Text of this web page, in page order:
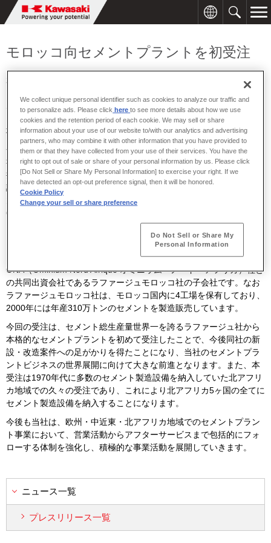
モロッコ向セメントプラントを初受注
川崎重工は、丸紅と共同で、モロッコ王国ラファージュセメント社
より新設テトアン工場向けセメントプラントを受注しました。設置
場所はモロッコ北部テトアン市で、完成は2003年6月の予定です。
今回受注したプラントは、日産2,300トンのセメント製造設備で、当
社は原料粉砕・焼成およびセメント粉砕を行う主要設備機器とその
据付工事を行います。このプラントは、環境問題を起こしている既
設テトアンセメント工場を廃棄し、その跡地に新設するもので、増
大している同国のセメント需要に応えるとともに、同地域の環境改
善に大きく寄与することが期待されています。
ラファージュセメント社は、世界的にセメントビジネスを広く展開
しており、セメント総生産量世界一を誇るラファージュ社（本拠地
フランス パリ市）とモロッコ最大の王族系企業である
ONA（Ominium Nord Afrique オミニウム・ノード・アフリカ）社と
の共同出資会社であるラファージュモロッコ社の子会社です。なお
ラファージュモロッコ社は、モロッコ国内に4工場を保有しており、
2000年には年産310万トンのセメントを製造販売しています。
今回の受注は、セメント総生産量世界一を誇るラファージュ社から
本格的なセメントプラントを初めて受注したことで、今後同社の新
設・改造案件への足がかりを得たことになり、当社のセメントプラ
ントビジネスの世界展開に向けて大きな前進となります。また、本
受注は1970年代に多数のセメント製造設備を納入していた北アフリ
カ地域での久々の受注であり、これにより北アフリカ5ヶ国の全てに
セメント製造設備を納入することになります。
今後も当社は、欧州・中近東・北アフリカ地域でのセメントプラン
ト事業において、営業活動からアフターサービスまで包括的にフォ
ローする体制を強化し、積極的な事業活動を展開していきます。
ニュース一覧
プレスリリース一覧
We collect unique personal identifier such as cookies to analyze our traffic and
to personalize ads. Please click hereto see more details about how we use
cookies and the retention period of each cookie. We may sell or share
information about your use of our website to/with our analytics and advertising
partners, who may combine it with other information that you have provided to
them or that they have collected from your use of their services. You have the
right to opt out of sale or share of your personal information by us. Please click
[Do Not Sell or Share My Personal Information] to exercise your right. If we
have detected an opt-out preference signal, then it will be honored.
Cookie Policy
Change your sell or share preference
Do Not Sell or Share My
Personal Information